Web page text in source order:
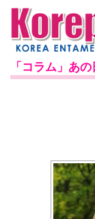
「コラム」あ